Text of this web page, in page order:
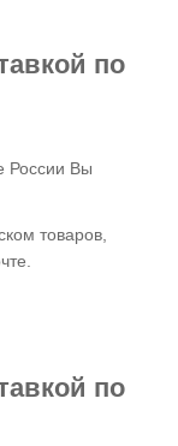
по
России Вы
товаров,
по